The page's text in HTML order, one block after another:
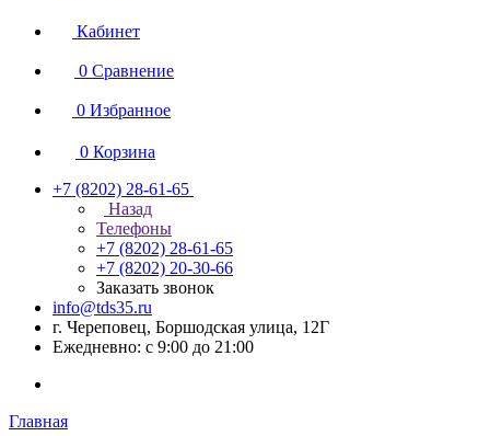
Кабинет
0 Сравнение
0 Избранное
0 Корзина
+7 (8202) 28‑61-65
Назад
Телефоны
+7 (8202) 28‑61-65
+7 (8202) 20‑30-66
Заказать звонок
info@tds35.ru
г. Череповец, Боршодская улица, 12Г
Ежедневно: с 9:00 до 21:00
Главная